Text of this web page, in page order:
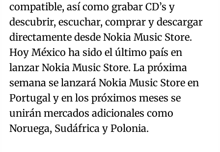
compatible, así como grabar CD’s y
descubrir, escuchar, comprar y descargar
directamente desde Nokia Music Store.
Hoy México ha sido el último país en
lanzar Nokia Music Store. La próxima
semana se lanzará Nokia Music Store en
Portugal y en los próximos meses se
unirán mercados adicionales como
Noruega, Sudáfrica y Polonia.